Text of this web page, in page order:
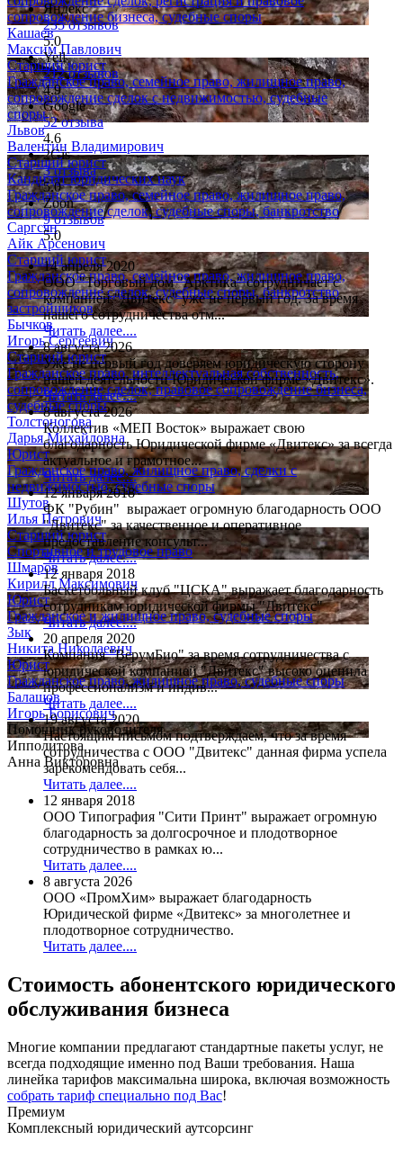
сопровождение бизнеса, судебные споры
Кашаев
Максим Павлович
Старший юрист
Гражданское право, семейное право, жилищное право,
сопровождение сделок с недвижимостью, судебные
споры
Львов
Валентин Владимирович
Старший юрист
Кандидат юридических наук
Гражданское право, семейное право, жилищное право,
сопровождение сделок, судебные споры, банкротство
Саргсян
Айк Арсенович
Старший юрист
Гражданское право, семейное право, жилищное право,
сопровождение сделок, судебные споры, банкротство
застройщиков
Бычков
Игорь Сергеевич
Старший юрист
Гражданское право, интеллектуальная собственность,
сопровождение сделок, правовое сопровождение бизнеса,
судебные споры
Толстоногова
Дарья Михайловна
Юрист
Гражданское право, жилищное право, сделки с
недвижимостью, судебные споры
Шутов
Илья Петрович
Старший юрист
Спортивное и трудовое право
Шмаров
Кирилл Максимович
Юрист
Гражданское и жилищное право, судебные споры
Зык
Никита Николаевич
Юрист
Гражданское право, жилищное право, судебные споры
Балашов
Игорь Борисович
Помощник руководителя
Ипполитова
Анна Викторовна
Яндекс
235 отзывов
5.0
Yell
212 отзывов
4.9
Google
52 отзыва
4.6
2Gis
3 отзыва
5.0
Zoon
9 отзывов
5.0
14 апреля 2020
ООО "Торговый дом "Арктика" сотрудничает с
компанией "Двитекс" уже не первый год. За время
нашего сотрудничества отм...
Читать далее....
8 августа 2026
Уже не первый год доверяем юридическую сторону
нашей деятельности Юридической фирме «Двитекс».
Читать далее....
8 августа 2026
Коллектив «МЕП Восток» выражает свою
благодарность Юридической фирме «Двитекс» за всегда
актуальное и грамотное...
Читать далее....
12 января 2018
ФК "Рубин" выражает огромную благодарность ООО
"Двитекс" за качественное и оперативное
предоставление консульт...
Читать далее....
12 января 2018
Баскетбольный клуб "ЦСКА" выражает благодарность
сотрудникам юридической фирмы "Двитекс"
Читать далее....
20 апреля 2020
Компания "ВерумБио" за время сотрудничества с
юридической компанией "Двитекс" высоко оценила
профессионализм и индив...
Читать далее....
19 августа 2020
Настоящим письмом подтверждаем, что за время
сотрудничества с ООО "Двитекс" данная фирма успела
зарекомендовать себя...
Читать далее....
12 января 2018
ООО Типография "Сити Принт" выражает огромную
благодарность за долгосрочное и плодотворное
сотрудничество в рамках ю...
Читать далее....
8 августа 2026
ООО «ПромХим» выражает благодарность
Юридической фирме «Двитекс» за многолетнее и
плодотворное сотрудничество.
Читать далее....
Стоимость абонентского юридического
обслуживания бизнеса
Многие компании предлагают стандартные пакеты услуг, не
всегда подходящие именно под Ваши требования. Наша
линейка тарифов максимальна широка, включая возможность
собрать тариф специально под Вас!
Премиум
Комплексный юридический аутсорсинг